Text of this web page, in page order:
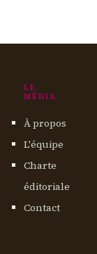
LE
MÉDIA
À propos
L'équipe
Charte
éditoriale
Contact